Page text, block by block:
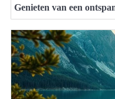
Genieten van een